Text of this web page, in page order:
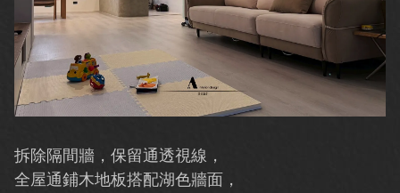
拆除隔間牆，保留通透視線，
全屋通鋪木地板搭配湖色牆面，